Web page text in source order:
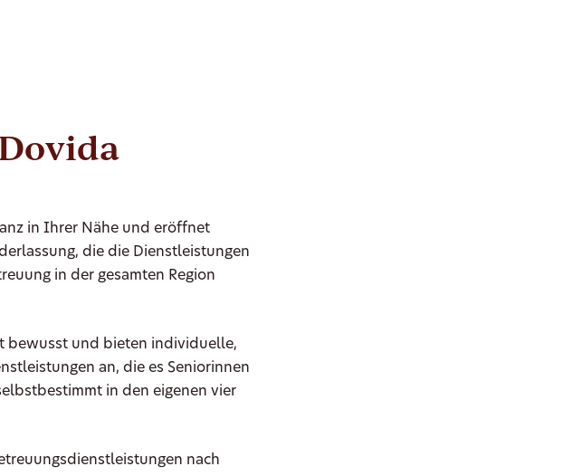
in Ihrer Nähe und eröffnet
die die Dienstleistungen
in der gesamten Region
bewusst und bieten individuelle,
an, die es Seniorinnen
in den eigenen vier
nach